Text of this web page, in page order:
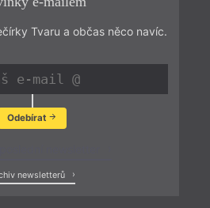
Tvaru a občas něco navíc.
Odebírat
newsletterů